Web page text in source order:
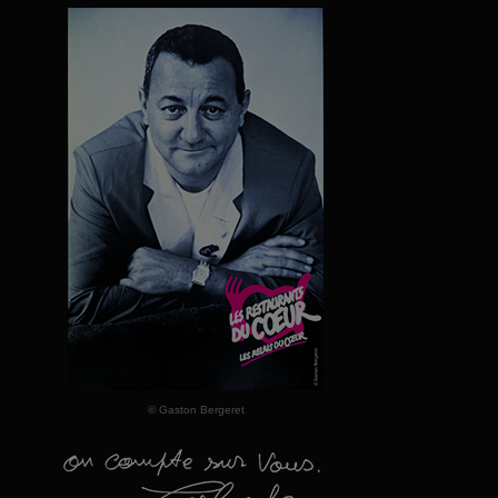
© Gaston Bergeret